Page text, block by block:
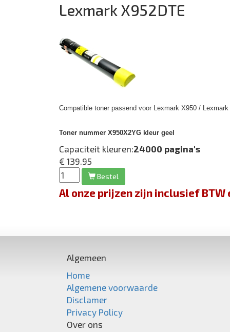
Lexmark X952DTE
Compatible toner passend voor Lexmark X950 /
Toner nummer X950X2YG kleur geel
Capaciteit kleuren:24000 pagina's
€ 139.95
Bestel
Al onze prijzen zijn inclusief
Algemeen
Home
Algemene voorwaarde
Disclamer
Privacy Policy
Over ons